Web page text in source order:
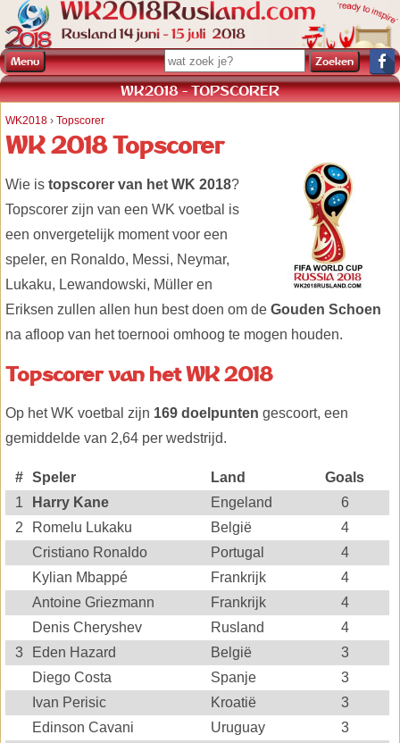
WK2018 - TOPSCORER
WK2018 › Topscorer
WK 2018 Topscorer
Wie is topscorer van het WK 2018?
Topscorer zijn van een WK voetbal is
een onvergetelijk moment voor een
speler, en Ronaldo, Messi, Neymar,
Lukaku, Lewandowski, Müller en
Eriksen zullen allen hun best doen om de Gouden Schoen
na afloop van het toernooi omhoog te mogen houden.
Topscorer van het WK 2018
Op het WK voetbal zijn 169 doelpunten gescoort, een
gemiddelde van 2,64 per wedstrijd.
# Speler Land
Goals
1
Harry Kane Engeland
6
2
Romelu Lukaku België
4
Cristiano Ronaldo
Portugal
4
Kylian Mbappé
Frankrijk
4
Antoine Griezmann
Frankrijk
4
Denis Cheryshev
Rusland
4
3
Eden Hazard België
3
Diego Costa
Spanje
3
Ivan Perisic
Kroatië
3
Edinson Cavani
Uruguay
3
Menu